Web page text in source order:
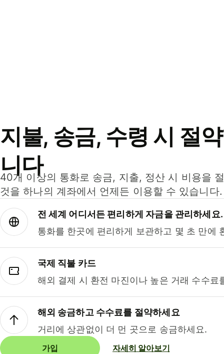
지불, 송금, 수령 시 절
니다
40개 이상의 통화로 송금, 지출, 정산 시 비용을
것을 하나의 계좌에서 언제든 이용할 수 있습니다.
전 세계 어디서든 편리하게 자금을 관리하세요.
통화를 한곳에 편리하게 보관하고 몇 초 만에
국제 직불 카드
해외 결제 시 환전 마진이나 높은 거래 수수료
해외 송금하고 수수료를 절약하세요
거리에 상관없이 더 먼 곳으로 송금하세요.
가입 자세히 알아보기